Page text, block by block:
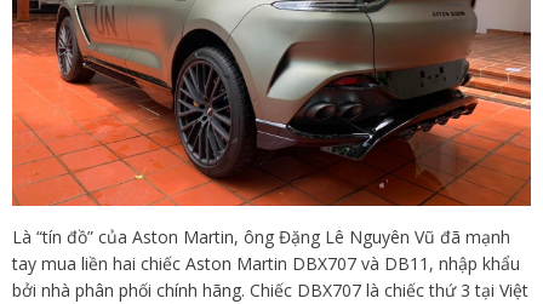
Là “tín đồ” của Aston Martin, ông Đặng Lê Nguyên Vũ đã mạnh
tay mua liền hai chiếc Aston Martin DBX707 và DB11, nhập khẩu
bởi nhà phân phối chính hãng. Chiếc DBX707 là chiếc thứ 3 tại Việt